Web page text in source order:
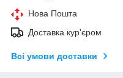
Нова Пошта
Доставка кур'єром
Всі умови доставки